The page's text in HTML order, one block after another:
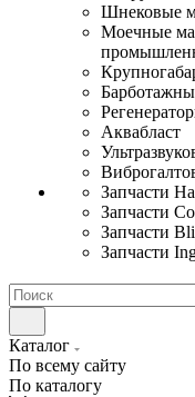
Шнековые
Моечные
Аквабласт
Запчасти
Запчасти
Запчасти
Запчасти
Каталог
По всему сайту
По каталогу